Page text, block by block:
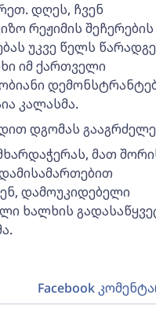
დღეს, ჩვენ
რეჟიმის შეჩერების
უკვე წელს
იმ ქართველი
კალასმა.
დგომას
მათ
დამოუკიდებელი
ხალხის
Facebook